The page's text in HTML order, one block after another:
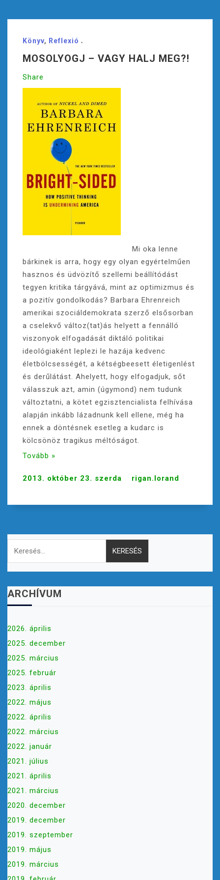
Könyv, Reflexió
MOSOLYOGJ – VAGY HALJ MEG?!
Share
Mi oka lenne
bárkinek is arra, hogy egy olyan egyértelműen
hasznos és üdvözítő szellemi beállítódást
tegyen kritika tárgyává, mint az optimizmus és
a pozitív gondolkodás? Barbara Ehrenreich
amerikai szociáldemokrata szerző elsősorban
a cselekvő változ(tat)ás helyett a fennálló
viszonyok elfogadását diktáló politikai
ideológiaként leplezi le hazája kedvenc
életbölcsességét, a kétségbeesett életigenlést
és derűlátást. Ahelyett, hogy elfogadjuk, sőt
válasszuk azt, amin (úgymond) nem tudunk
változtatni, a kötet egzisztencialista felhívása
alapján inkább lázadnunk kell ellene, még ha
ennek a döntésnek esetleg a kudarc is
kölcsönöz tragikus méltóságot.
Tovább »
2013. október 23. szerda rigan.lorand
Keresés:
ARCHÍVUM
2026. április
2025. december
2025. március
2025. február
2023. április
2022. május
2022. április
2022. március
2022. január
2021. július
2021. április
2021. március
2020. december
2019. december
2019. szeptember
2019. május
2019. március